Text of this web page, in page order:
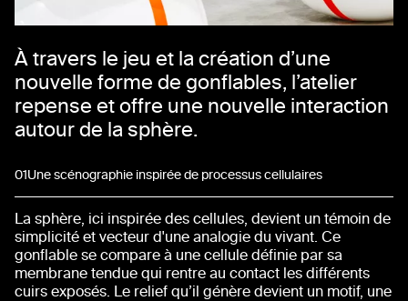
À travers le jeu et la création d’une
nouvelle forme de gonflables, l’atelier
repense et offre une nouvelle interaction
autour de la sphère.
01Une scénographie inspirée de processus cellulaires
La sphère, ici inspirée des cellules, devient un témoin de
simplicité et vecteur d'une analogie du vivant. Ce
gonflable se compare à une cellule définie par sa
membrane tendue qui rentre au contact les différents
cuirs exposés. Le relief qu’il génère devient un motif, une